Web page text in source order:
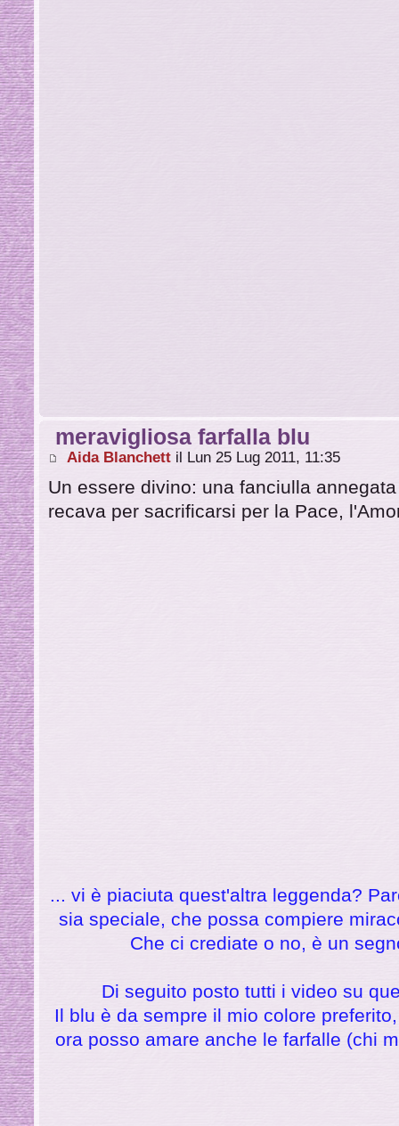
meravigliosa farfalla blu
Aida Blanchett il Lun 25 Lug 2011, 11:35
Un essere divino: una fanciulla
recava per sacrificarsi per la Pace,
... vi è piaciuta quest'altra leggenda?
sia speciale, che possa compiere
Che ci crediate o no, è un
Di seguito posto tutti i video su
Il blu è da sempre il mio colore
ora posso amare anche le farfalle (chi